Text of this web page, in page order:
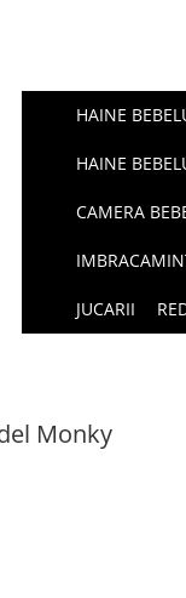
HAINE
HAINE
CAMERA
JUCARII
Monky